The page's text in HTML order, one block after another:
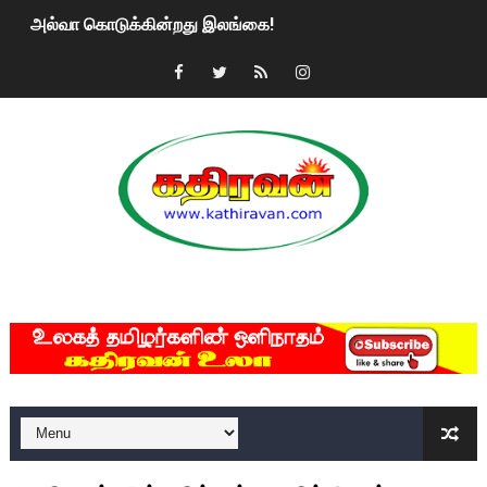
அல்வா கொடுக்கின்றது இலங்கை!
2ஆம் நாள் உக்ரைன் யுத்தம்!! எங்களைத் தனிமையில்
மகிந்த ராஜபக்சே பதவி விலக திட்டம்?
ரவுடி பேபிக்கு நடந்த தரமான சம்பவம்.. ஆபாச வீடியோக்களால்
குண்டை தூக்கிப்போட்ட ஆய்வு…. இந்தியாவின் “கோவிஷீல்டு”
யாழில் தமிழின தலைவர் பிரபாகரனின் பிறந்தநாளை
ஏர்போர்ட்டில் உதைத்த நபர் யார், என்ன நடந்தது?: உண்மையை
சீனா இலங்கையிடம் 8 மில்லியன் அமெரிக்க டொலர் நட்டஈடு